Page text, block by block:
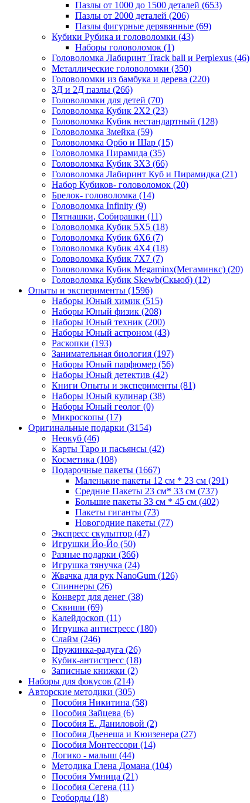
Пазлы от 1000 до 1500 деталей (653)
Пазлы от 2000 деталей (206)
Пазлы фигурные дерявянные (69)
Кубики Рубика и головоломки (43)
Наборы головоломок (1)
Головоломка Лабиринт Track ball и Perplexus (46)
Металлические головоломки (350)
Головоломки из бамбука и дерева (220)
3Д и 2Д пазлы (266)
Головоломки для детей (70)
Головоломка Кубик 2Х2 (23)
Головоломка Кубик нестандартный (128)
Головоломка Змейка (59)
Головоломка Орбо и Шар (15)
Головоломка Пирамида (35)
Головоломка Кубик 3Х3 (66)
Головоломка Лабиринт Куб и Пирамидка (21)
Набор Кубиков- головоломок (20)
Брелок- головоломка (14)
Головоломка Infinity (9)
Пятнашки, Собирашки (11)
Головоломка Кубик 5Х5 (18)
Головоломка Кубик 6Х6 (7)
Головоломка Кубик 4Х4 (18)
Головоломка Кубик 7Х7 (7)
Головоломка Кубик Megaminx(Мегаминкс) (20)
Головоломка Кубик Skewb(Скьюб) (12)
Опыты и эксперименты (1596)
Наборы Юный химик (515)
Наборы Юный физик (208)
Наборы Юный техник (200)
Наборы Юный астроном (43)
Раскопки (193)
Занимательная биология (197)
Наборы Юный парфюмер (56)
Наборы Юный детектив (42)
Книги Опыты и эксперименты (81)
Наборы Юный кулинар (38)
Наборы Юный геолог (0)
Микроскопы (17)
Оригинальные подарки (3154)
Неокуб (46)
Карты Таро и пасьянсы (42)
Косметика (108)
Подарочные пакеты (1667)
Маленькие пакеты 12 см * 23 см (291)
Средние Пакеты 23 см* 33 см (737)
Большие пакеты 33 см * 45 см (402)
Пакеты гиганты (73)
Новогодние пакеты (77)
Экспресс скульптор (47)
Игрушки Йо-Йо (50)
Разные подарки (366)
Игрушка тянучка (24)
Жвачка для рук NanoGum (126)
Спиннеры (26)
Конверт для денег (38)
Сквиши (69)
Калейдоскоп (11)
Игрушка антистресс (180)
Слайм (246)
Пружинка-радуга (26)
Кубик-антистресс (18)
Записные книжки (2)
Наборы для фокусов (214)
Авторские методики (305)
Пособия Никитина (58)
Пособия Зайцева (6)
Пособия Е. Даниловой (2)
Пособия Дьенеша и Кюизенера (27)
Пособия Монтессори (14)
Логико - малыш (44)
Методика Глена Домана (104)
Пособия Умница (21)
Пособия Сегена (11)
Геоборды (18)